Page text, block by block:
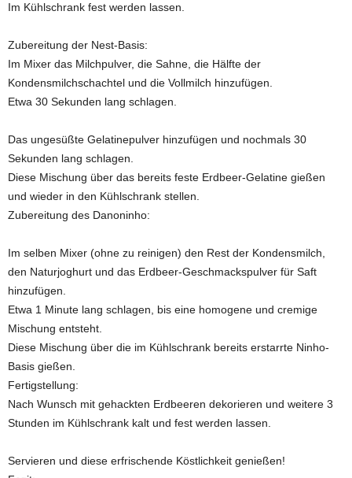
Im Kühlschrank fest werden lassen.
Zubereitung der Nest-Basis:
Im Mixer das Milchpulver, die Sahne, die Hälfte der
Kondensmilchschachtel und die Vollmilch hinzufügen.
Etwa 30 Sekunden lang schlagen.
Das ungesüßte Gelatinepulver hinzufügen und nochmals 30
Sekunden lang schlagen.
Diese Mischung über das bereits feste Erdbeer-Gelatine gießen
und wieder in den Kühlschrank stellen.
Zubereitung des Danoninho:
Im selben Mixer (ohne zu reinigen) den Rest der Kondensmilch,
den Naturjoghurt und das Erdbeer-Geschmackspulver für Saft
hinzufügen.
Etwa 1 Minute lang schlagen, bis eine homogene und cremige
Mischung entsteht.
Diese Mischung über die im Kühlschrank bereits erstarrte Ninho-
Basis gießen.
Fertigstellung:
Nach Wunsch mit gehackten Erdbeeren dekorieren und weitere 3
Stunden im Kühlschrank kalt und fest werden lassen.
Servieren und diese erfrischende Köstlichkeit genießen!